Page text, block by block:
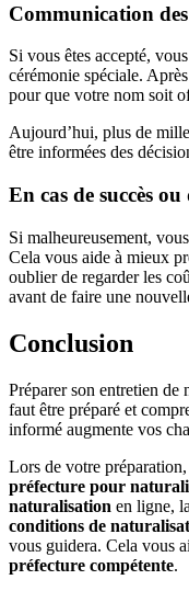
Communication
Si vous êtes accepté,
cérémonie spéciale.
pour que votre nom soit
Aujourd’hui, plus de
être informées des
En cas de succès
Si malheureusement,
Cela vous aide à mieux
oublier de regarder les
avant de faire une
Conclusion
Préparer son entretien de
faut être préparé et
informé augmente vos
Lors de votre
préfecture pour
naturalisation en ligne,
conditions de
vous guidera. Cela vous
préfecture compétente.